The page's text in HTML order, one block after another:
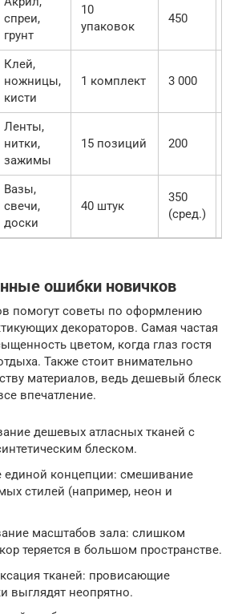
спреи,
грунт
10
упаковок
450
Клей,
ножницы,
кисти
1 комплект 3 000
Ленты,
нитки,
зажимы
15 позиций 200
Вазы,
свечи,
доски
40 штук
350
(сред.)
ошибки новичков
помогут советы по оформлению
декораторов. Самая частая
цветом, когда глаз гостя
Также стоит внимательно
материалов, ведь дешевый блеск
впечатление.
дешевых атласных тканей с
блеском.
единой концепции: смешивание
стилей (например, неон и
масштабов зала: слишком
теряется в большом пространстве.
тканей: провисающие
выглядят неопрятно.